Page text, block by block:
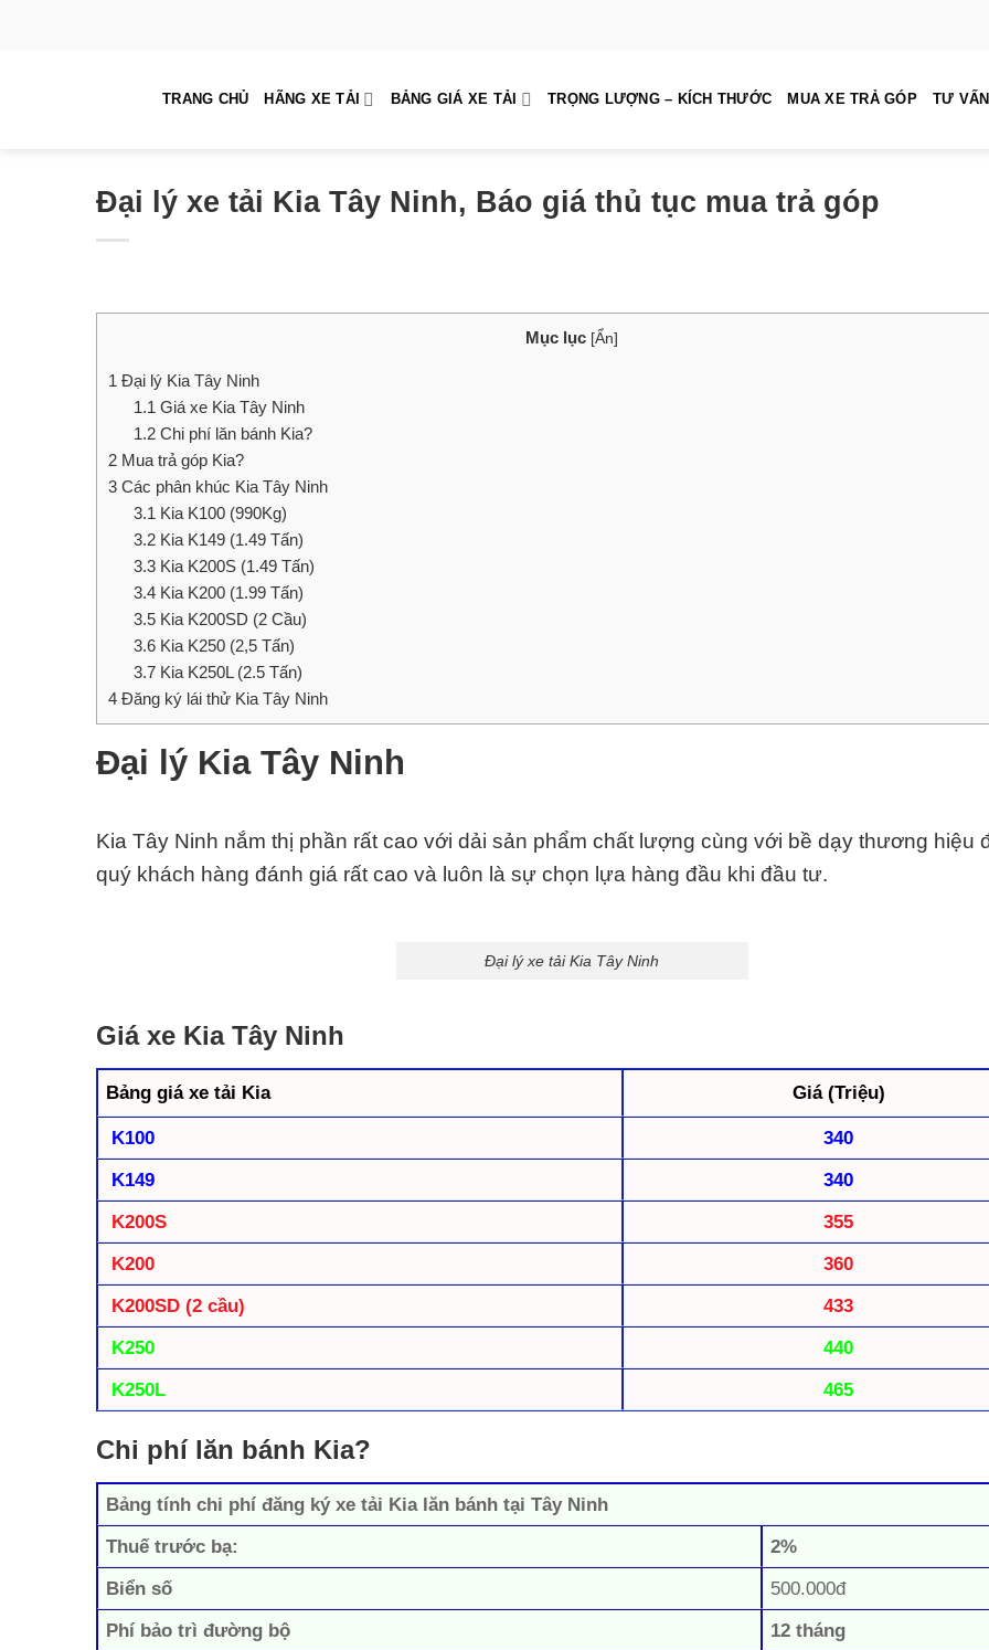
TRANG CHỦ HÃNG XE TẢI BẢNG GIÁ XE TẢI TRỌNG LƯỢNG – KÍCH THƯỚC MUA XE TRẢ GÓP TƯ
Đại lý xe tải Kia Tây Ninh, Báo giá thủ tục mua trả góp
Mục lục [Ẩn]
1 Đại lý Kia Tây Ninh
1.1 Giá xe Kia Tây Ninh
1.2Chi phí lăn bánh Kia?
2 Mua trả góp Kia?
3 Các phân khúc Kia Tây Ninh
3.1 Kia K100 (990Kg)
3.2Kia K149 (1.49 Tấn)
3.3Kia K200S (1.49 Tấn)
3.4Kia K200 (1.99 Tấn)
3.5Kia K200SD (2 Cầu)
3.6Kia K250 (2,5 Tấn)
3.7Kia K250L (2.5 Tấn)
4 Đăng ký lái thử Kia Tây Ninh
Đại lý Kia Tây Ninh
Kia Tây Ninh nắm thị phần rất cao với dải sản phẩm chất lượng cùng với bề dạy thương hiệu
quý khách hàng đánh giá rất cao và luôn là sự chọn lựa hàng đầu khi đầu tư.
Đại lý xe tải Kia Tây Ninh
Giá xe Kia Tây Ninh
Bảng giá xe tải Kia Giá (Triệu)
K100
340
K149
340
K200S
355
K200
360
K200SD (2 cầu)
433
K250
440
K250L
465
Chi phí lăn bánh Kia?
Bảng tính chi phí đăng ký xe tải Kia lăn bánh tại Tây Ninh
Thuế trước bạ:
2%
Biển số
500.000đ
Phí bảo trì đường bộ
12 tháng